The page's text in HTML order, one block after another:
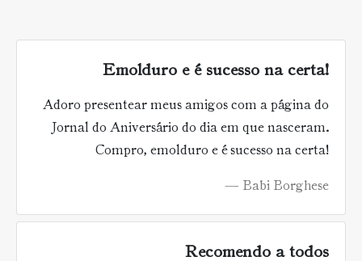
Emolduro e é sucesso na certa!
Adoro presentear meus amigos com a página do
Jornal do Aniversário do dia em que nasceram.
Compro, emolduro e é sucesso na certa!
Babi Borghese
Recomendo a todos